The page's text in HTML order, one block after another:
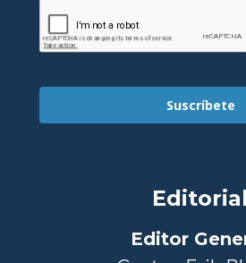
Suscríbete
Editorial
Editor